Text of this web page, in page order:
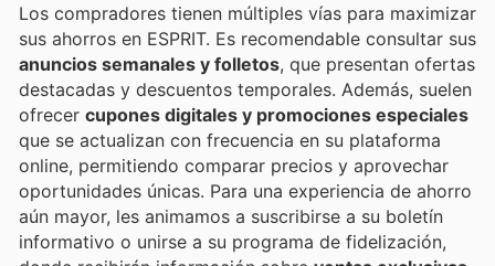
Los compradores tienen múltiples vías para maximizar
sus ahorros en ESPRIT. Es recomendable consultar sus
anuncios semanales y folletos, que presentan ofertas
destacadas y descuentos temporales. Además, suelen
ofrecer cupones digitales y promociones especiales
que se actualizan con frecuencia en su plataforma
online, permitiendo comparar precios y aprovechar
oportunidades únicas. Para una experiencia de ahorro
aún mayor, les animamos a suscribirse a su boletín
informativo o unirse a su programa de fidelización,